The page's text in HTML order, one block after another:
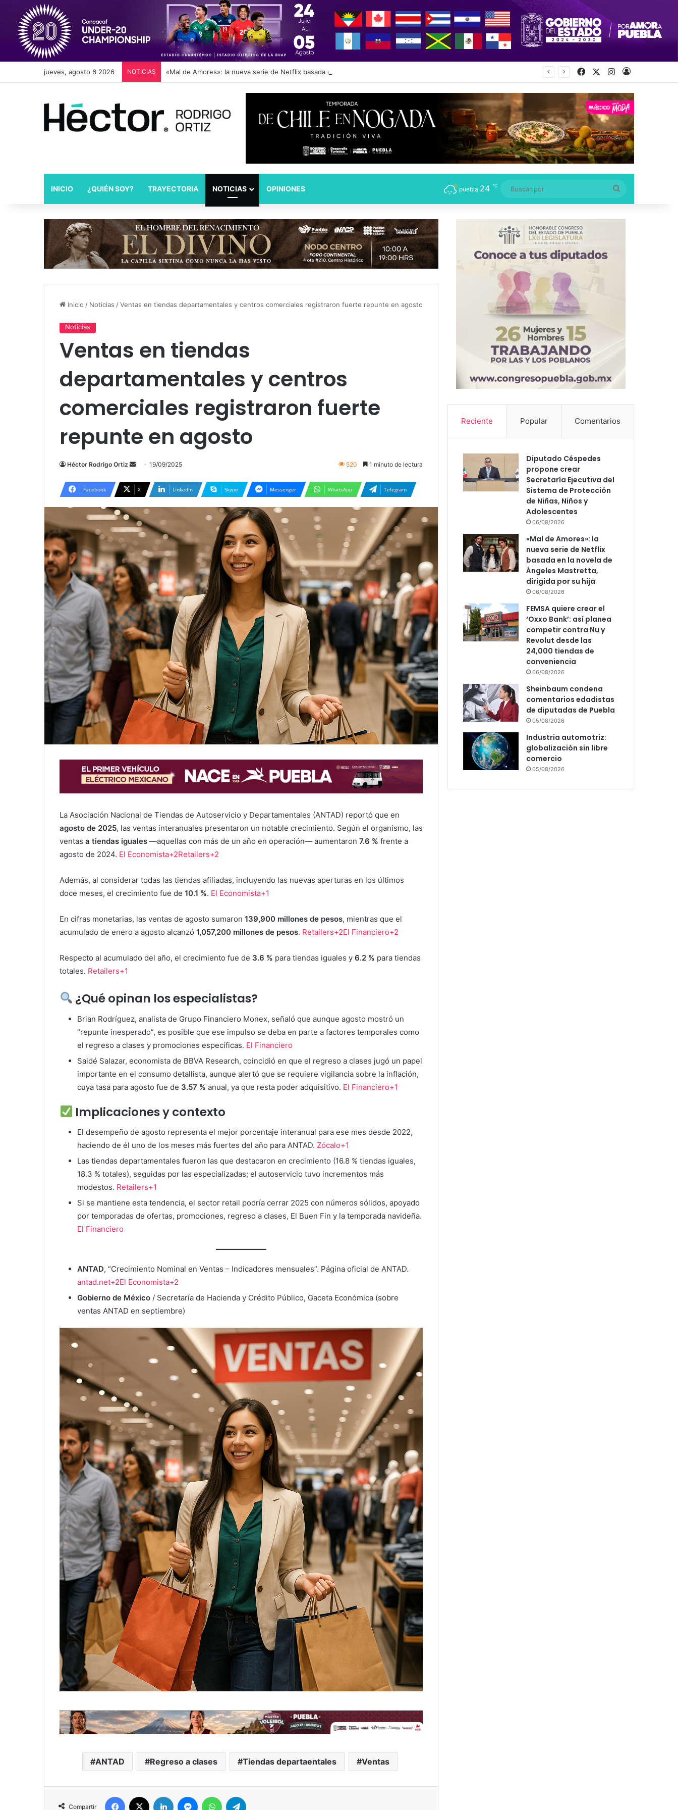
jueves, agosto 6 2026 NOTICIAS «Mal de Amores»: la nueva serie de Netflix basada en la novela de Ángeles Mastretta, dirigida por su hija FacebookInstagram
Acceso
INICIO ¿QUIÉN SOY? TRAYECTORIA NOTICIAS OPINIONES puebla 24 ℃
por
Inicio / Noticias /Ventas en tiendas departamentales y centros comerciales registraron fuerte repunte en agosto
Noticias
Ventas en tiendas
departamentales y centros
comerciales registraron fuerte
repunte en agosto
Héctor Rodrigo Ortiz
Send
email
19/09/2025 520 1 minuto de lectura
Facebook X LinkedIn Skype Messenger WhatsApp Telegram
La Asociación Nacional de Tiendas de Autoservicio y Departamentales (ANTAD) reportó que en
agosto de 2025, las ventas interanuales presentaron un notable crecimiento. Según el organismo, las
ventas a tiendas iguales —aquellas con más de un año en operación— aumentaron 7.6 % frente a
agosto de 2024. El Economista+2Retailers+2
Además, al considerar todas las tiendas afiliadas, incluyendo las nuevas aperturas en los últimos
doce meses, el crecimiento fue de 10.1 %. El Economista+1
En cifras monetarias, las ventas de agosto sumaron 139,900 millones de pesos, mientras que el
acumulado de enero a agosto alcanzó 1,057,200 millones de pesos. Retailers+2El Financiero+2
Respecto al acumulado del año, el crecimiento fue de 3.6 % para tiendas iguales y 6.2 % para tiendas
totales. Retailers+1
¿Qué opinan los especialistas?
Brian Rodríguez, analista de Grupo Financiero Monex, señaló que aunque agosto mostró un
“repunte inesperado”, es posible que ese impulso se deba en parte a factores temporales como
el regreso a clases y promociones específicas. El Financiero
Saidé Salazar, economista de BBVA Research, coincidió en que el regreso a clases jugó un papel
importante en el consumo detallista, aunque alertó que se requiere vigilancia sobre la inflación,
cuya tasa para agosto fue de 3.57 % anual, ya que resta poder adquisitivo. El Financiero+1
Implicaciones y contexto
El desempeño de agosto representa el mejor porcentaje interanual para ese mes desde 2022,
haciendo de él uno de los meses más fuertes del año para ANTAD. Zócalo+1
Las tiendas departamentales fueron las que destacaron en crecimiento (16.8 % tiendas iguales,
18.3 % totales), seguidas por las especializadas; el autoservicio tuvo incrementos más
modestos. Retailers+1
Si se mantiene esta tendencia, el sector retail podría cerrar 2025 con números sólidos, apoyado
por temporadas de ofertas, promociones, regreso a clases, El Buen Fin y la temporada navideña.
El Financiero
ANTAD, “Crecimiento Nominal en Ventas – Indicadores mensuales”. Página oficial de ANTAD.
antad.net+2El Economista+2
Gobierno de México / Secretaría de Hacienda y Crédito Público, Gaceta Económica (sobre
ventas ANTAD en septiembre)
ANTAD Regreso a clases Tiendas departaentales Ventas
Compartir
Facebook LinkedIn MessengerWhatsApp
Reciente Popular Comentarios
Diputado Céspedes
propone crear
Secretaría Ejecutiva del
Sistema de Protección
de Niñas, Niños y
Adolescentes
06/08/2026
«Mal de Amores»: la
nueva serie de Netflix
basada en la novela de
Ángeles Mastretta,
dirigida por su hija
06/08/2026
FEMSA quiere crear el
‘Oxxo Bank’: así planea
competir contra Nu y
Revolut desde las
24,000 tiendas de
conveniencia
06/08/2026
Sheinbaum condena
comentarios edadistas
de diputadas de Puebla
05/08/2026
Industria automotriz:
globalización sin libre
comercio
05/08/2026